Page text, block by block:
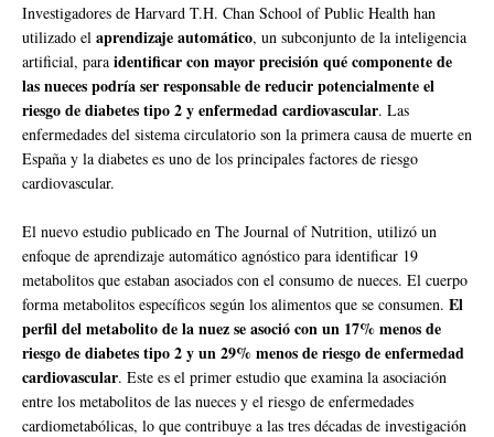
Investigadores de Harvard T.H. Chan School of Public Health han
utilizado el aprendizaje automático, un subconjunto de la inteligencia
artificial, para identificar con mayor precisión qué componente de
las nueces podría ser responsable de reducir potencialmente el
riesgo de diabetes tipo 2 y enfermedad cardiovascular. Las
enfermedades del sistema circulatorio son la primera causa de muerte en
España y la diabetes es uno de los principales factores de riesgo
cardiovascular.
El nuevo estudio publicado en The Journal of Nutrition, utilizó un
enfoque de aprendizaje automático agnóstico para identificar 19
metabolitos que estaban asociados con el consumo de nueces. El cuerpo
forma metabolitos específicos según los alimentos que se consumen. El
perfil del metabolito de la nuez se asoció con un 17% menos de
riesgo de diabetes tipo 2 y un 29% menos de riesgo de enfermedad
cardiovascular. Este es el primer estudio que examina la asociación
entre los metabolitos de las nueces y el riesgo de enfermedades
cardiometabólicas, lo que contribuye a las tres décadas de investigación